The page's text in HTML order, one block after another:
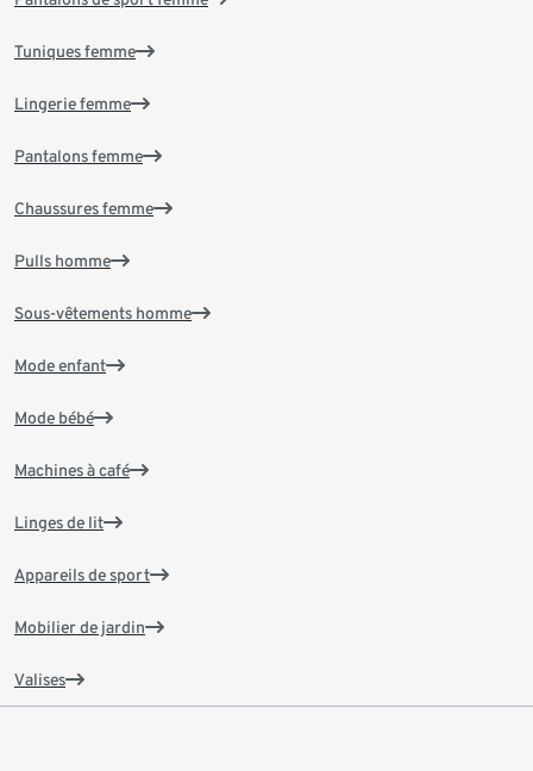
Tuniques femme
Lingerie femme
Pantalons femme
Chaussures femme
Pulls homme
Sous-vêtements homme
Mode enfant
Mode bébé
Machines à café
Linges de lit
Appareils de sport
Mobilier de jardin
Valises